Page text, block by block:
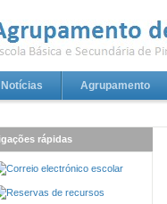
Notícias Agrupamento
rápidas